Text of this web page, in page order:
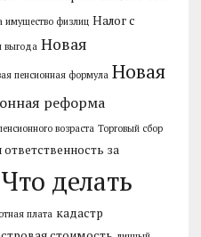
имущество физлиц Налог с
выгода Новая
пенсионная формула Новая
реформа
возраста Торговый сбор
ответственность за
Что делать
плата кадастр